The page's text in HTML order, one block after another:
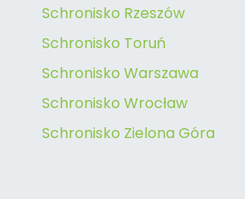
Schronisko Rzeszów
Schronisko Toruń
Schronisko Warszawa
Schronisko Wrocław
Schronisko Zielona Góra